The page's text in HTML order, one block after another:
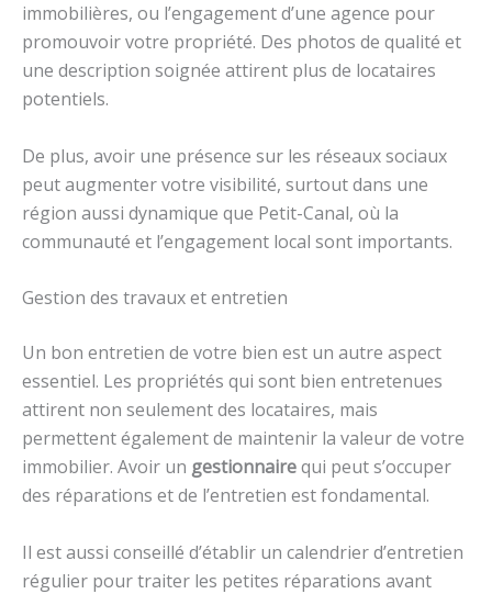
immobilières, ou l’engagement d’une agence pour
promouvoir votre propriété. Des photos de qualité et
une description soignée attirent plus de locataires
potentiels.
De plus, avoir une présence sur les réseaux sociaux
peut augmenter votre visibilité, surtout dans une
région aussi dynamique que Petit-Canal, où la
communauté et l’engagement local sont importants.
Gestion des travaux et entretien
Un bon entretien de votre bien est un autre aspect
essentiel. Les propriétés qui sont bien entretenues
attirent non seulement des locataires, mais
permettent également de maintenir la valeur de votre
immobilier. Avoir un gestionnairequi peut s’occuper
des réparations et de l’entretien est fondamental.
Il est aussi conseillé d’établir un calendrier d’entretien
régulier pour traiter les petites réparations avant